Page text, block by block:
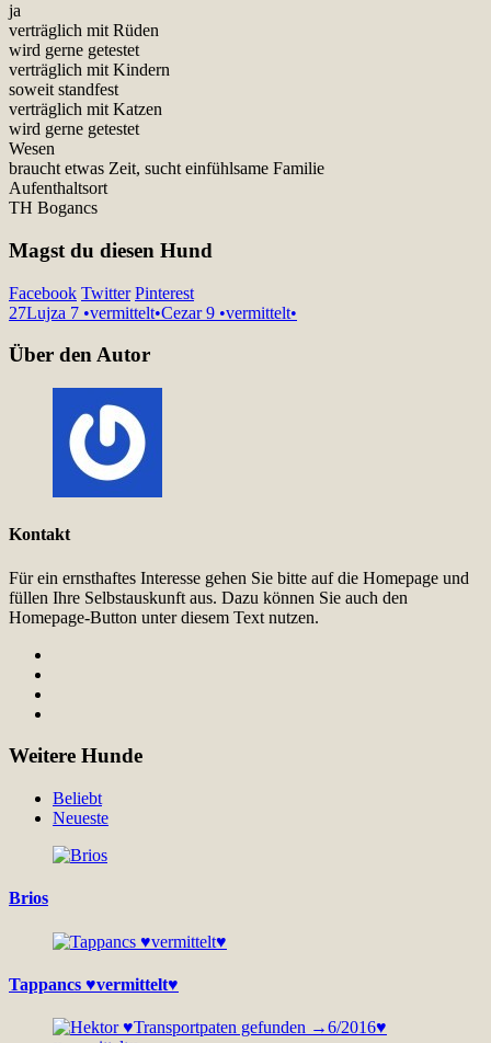
ja
verträglich mit Rüden
wird gerne getestet
verträglich mit Kindern
soweit standfest
verträglich mit Katzen
wird gerne getestet
Wesen
braucht etwas Zeit, sucht einfühlsame Familie
Aufenthaltsort
TH Bogancs
Magst du diesen Hund
Facebook Twitter Pinterest
27Lujza 7 •vermittelt•Cezar 9 •vermittelt•
Über den Autor
Kontakt
Für ein ernsthaftes Interesse gehen Sie bitte auf die Homepage und
füllen Ihre Selbstauskunft aus. Dazu können Sie auch den
Homepage-Button unter diesem Text nutzen.
Weitere Hunde
Beliebt
Neueste
Brios
Tappancs ♥vermittelt♥